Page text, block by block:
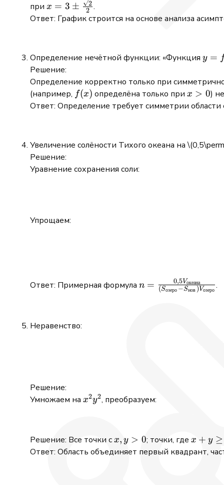
при x = 3 \pm
\frac{\sqrt{2}}
x = 3 ± 2
2.
Ответ: График строится на основе анализа
Определение нечётной функции: «Функция y =
y =
Решение:
Определение корректно только при
(например, f(x)
f(x) определёна только приx
>0
x > 0)
Ответ: Определение требует симметрии области
Увеличение солёности Тихого океана на
Решение:
Уравнение сохранения соли:
Упрощаем:
Ответ: Примерная формула n =
{(S_{\text{озеро}}
n = (Sозеро −Sнов ) Vозеро
0,5Vокеана .
Неравенство:
Решение:
Умножаем на x^2y^2
x2y2, преобразуем:
Решение: Все точки сx,
y
x, y > 0; точки, где x
+
x + y ≥
Ответ: Область объединяет первый квадрант,